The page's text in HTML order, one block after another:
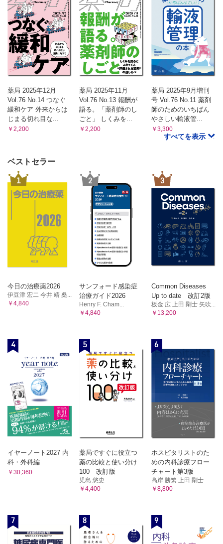
薬局 2025年12月
Vol.76 No.14 つなぐ
緩和ケア 外来からは
じまる切れ目な...
￥2,200
薬局 2025年11月
Vol.76 No.13 報酬が
語る。「薬剤師のし
ごと」 しくみを...
￥2,200
薬局 2025年9月増刊
号 Vol.76 No.11 薬剤
師のためのいちばん
やさしい輸液管...
￥3,300
すべてを表示
ベストセラー
1
今日の治療薬2026
伊豆津 宏二 今井 靖 桑...
￥4,840
2
サンフォード感染症
治療ガイド2026
Henry F. Cham...
￥4,840
3
Common Diseases
Up to date 改訂2版
板金 広 上田 剛士 矢吹...
￥13,200
4
イヤーノート2027 内
科・外科編
￥30,360
5
薬局ですぐに役立つ
薬の比較と使い分け
100 改訂版
児島 悠史
￥4,400
6
ホスピタリストのた
めの内科診療フロー
チャート第3版
髙岸 勝繁 上田 剛士
￥8,800
7 8 9